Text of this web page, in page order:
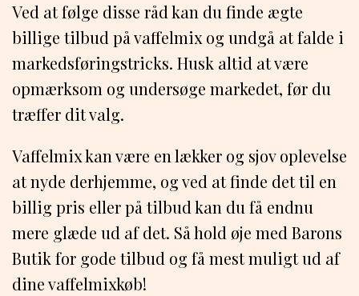
Ved at følge disse råd kan du finde ægte
billige tilbud på vaffelmix og undgå at falde i
markedsføringstricks. Husk altid at være
opmærksom og undersøge markedet, før du
træffer dit valg.
Vaffelmix kan være en lækker og sjov oplevelse
at nyde derhjemme, og ved at finde det til en
billig pris eller på tilbud kan du få endnu
mere glæde ud af det. Så hold øje med Barons
Butik for gode tilbud og få mest muligt ud af
dine vaffelmixkøb!